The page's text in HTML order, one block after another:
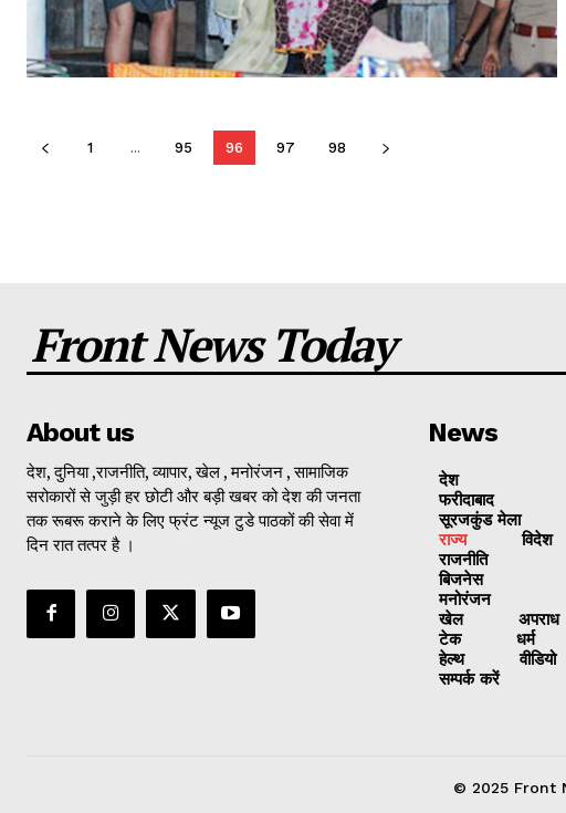
1 ... 95 96 97 98
Front News Today
About us
देश, दुनिया ,राजनीति, व्यापार, खेल , मनोरंजन , सामाजिक
सरोकारों से जुड़ी हर छोटी और बड़ी खबर को देश की जनता
तक रूबरू कराने के लिए फ्रंट न्यूज टुडे पाठकों की सेवा में
दिन रात तत्पर है ।
News
देश
फरीदाबाद
सूरजकुंड मेला
राज्‍य
विदेश
राजनीति
बिजनेस
मनोरंजन
खेल
अपराध
टेक
धर्म
हेल्थ
वीडियो
सम्पर्क करें
© 2025 Front